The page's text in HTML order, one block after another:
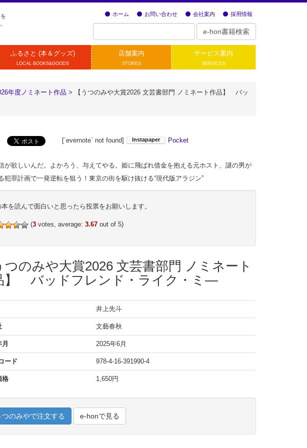
ホーム お問い合わせ 会社案内 採用情報
ふるさと (本＆グッズ)
LOCAL BOOKS&GOODS
店舗案内
STORES
サービス案内
SERVICES
年度ノミネート作品 >
【うつのみや大賞2026 文芸書部門 ノミネート作品】 バッ
[`evernote` not found] Pocket
が欲しいんだ。よかろう、与えてやる。姫に飛ばれ借金を抱える元ホスト、謎の男が
犯罪計画で一発逆転を狙う！東京の街を駆け抜ける“現代版アラジン”
本を読んで面白いと思ったら投票をお願いします。
(3votes, average: 3.67out of 5)
つのみや大賞2026 文芸書部門 ノミネート
】 バッドフレンド・ライク・ミ―
井上先斗
文藝春秋
2025年6月
ード 978-4-16-391990-4
格 1,650円
つのみやで注文する e-honで見る